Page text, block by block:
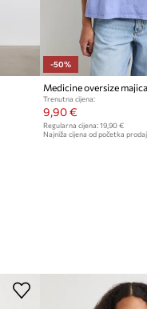
Inc. WB SHIELD: © & ™
-50%
Trenutna cijena:
9,90 €
Regularna cijena: 19,90 €
Najniža cijena od početka